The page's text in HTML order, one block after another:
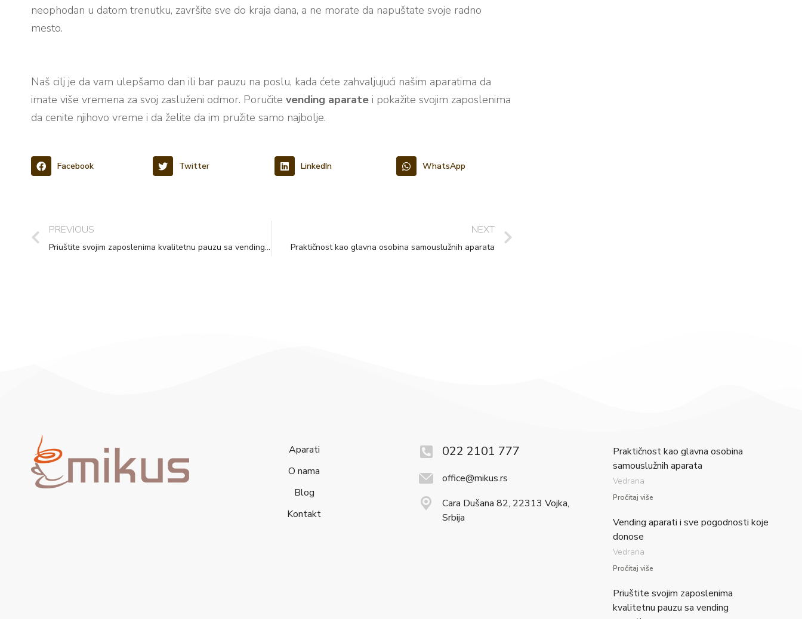
neophodan u datom trenutku, završite sve do kraja dana, a ne morate da napuštate svoje radno
mesto.
Naš cilj je da vam ulepšamo dan ili bar pauzu na poslu, kada ćete zahvaljujući našim aparatima da
imate više vremena za svoj zasluženi odmor. Poručite vending aparate i pokažite svojim zaposlenima
da cenite njihovo vreme i da želite da im pružite samo najbolje.
Facebook Twitter LinkedIn WhatsApp
PREVIOUS
Priuštite svojim zaposlenima kvalitetnu pauzu sa vending aparatima
NEXT
Praktičnost kao glavna osobina samouslužnih aparata
Aparati
O nama
Blog
Kontakt
022 2101 777
office@mikus.rs
Cara Dušana 82, 22313 Vojka,
Srbija
Praktičnost kao glavna osobina
samouslužnih aparata
Vedrana
Pročitaj više
Vending aparati i sve pogodnosti koje
donose
Vedrana
Pročitaj više
Priuštite svojim zaposlenima
kvalitetnu pauzu sa vending